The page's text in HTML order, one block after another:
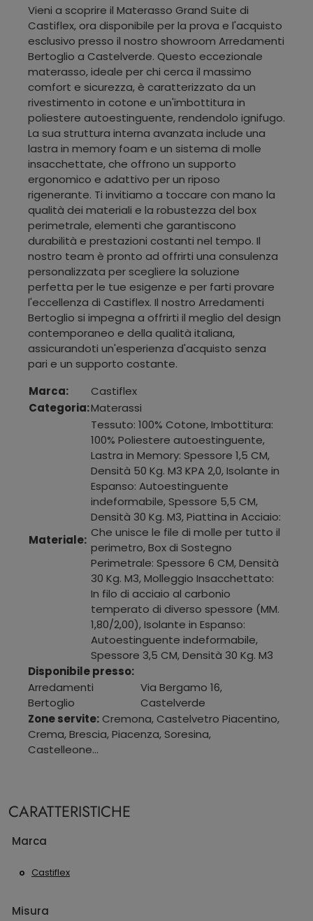
Vieni a scoprire il Materasso Grand Suite di
Castiflex, ora disponibile per la prova e l'acquisto
esclusivo presso il nostro showroom Arredamenti
Bertoglio a Castelverde. Questo eccezionale
materasso, ideale per chi cerca il massimo
comfort e sicurezza, è caratterizzato da un
rivestimento in cotone e un'imbottitura in
poliestere autoestinguente, rendendolo ignifugo.
La sua struttura interna avanzata include una
lastra in memory foam e un sistema di molle
insacchettate, che offrono un supporto
ergonomico e adattivo per un riposo
rigenerante. Ti invitiamo a toccare con mano la
qualità dei materiali e la robustezza del box
perimetrale, elementi che garantiscono
durabilità e prestazioni costanti nel tempo. Il
nostro team è pronto ad offrirti una consulenza
personalizzata per scegliere la soluzione
perfetta per le tue esigenze e per farti provare
l'eccellenza di Castiflex. Il nostro Arredamenti
Bertoglio si impegna a offrirti il meglio del design
contemporaneo e della qualità italiana,
assicurandoti un'esperienza d'acquisto senza
pari e un supporto costante.
Marca:
Castiflex
Categoria:Materassi
Materiale:
Tessuto: 100% Cotone, Imbottitura:
100% Poliestere autoestinguente,
Lastra in Memory: Spessore 1,5 CM,
Densità 50 Kg. M3 KPA 2,0, Isolante in
Espanso: Autoestinguente
indeformabile, Spessore 5,5 CM,
Densità 30 Kg. M3, Piattina in Acciaio:
Che unisce le file di molle per tutto il
perimetro, Box di Sostegno
Perimetrale: Spessore 6 CM, Densità
30 Kg. M3, Molleggio Insacchettato:
In filo di acciaio al carbonio
temperato di diverso spessore (MM.
1,80/2,00), Isolante in Espanso:
Autoestinguente indeformabile,
Spessore 3,5 CM, Densità 30 Kg. M3
Disponibile presso:
Arredamenti
Bertoglio
Via Bergamo 16,
Castelverde
Zone servite: Cremona, Castelvetro Piacentino,
Crema, Brescia, Piacenza, Soresina,
Castelleone...
CARATTERISTICHE
Marca
Castiflex
Misura